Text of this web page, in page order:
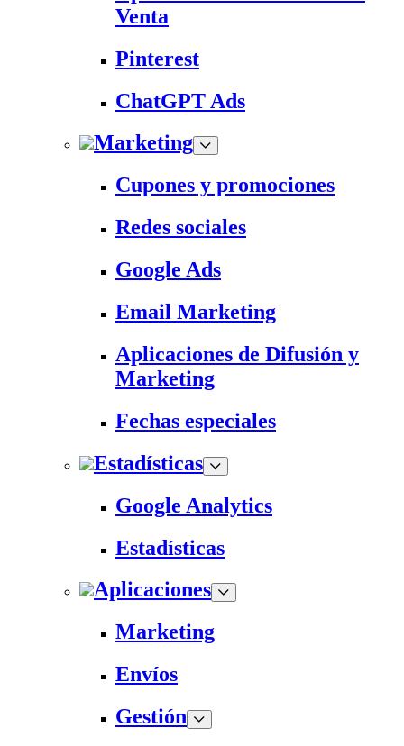
Venta
Pinterest
ChatGPT Ads
Marketing
Cupones y promociones
Redes sociales
Google Ads
Email Marketing
Aplicaciones de Difusión y
Marketing
Fechas especiales
Estadísticas
Google Analytics
Estadísticas
Aplicaciones
Marketing
Envíos
Gestión